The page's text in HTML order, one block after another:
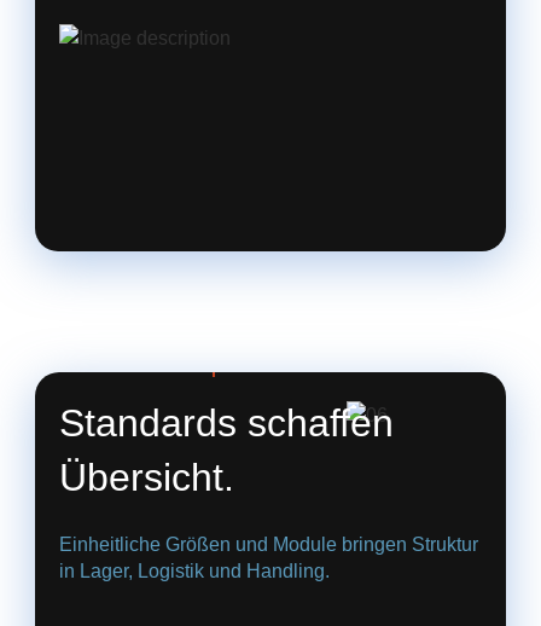
Standards schaffen
Übersicht.
Einheitliche Größen und Module bringen Struktur
in Lager, Logistik und Handling.